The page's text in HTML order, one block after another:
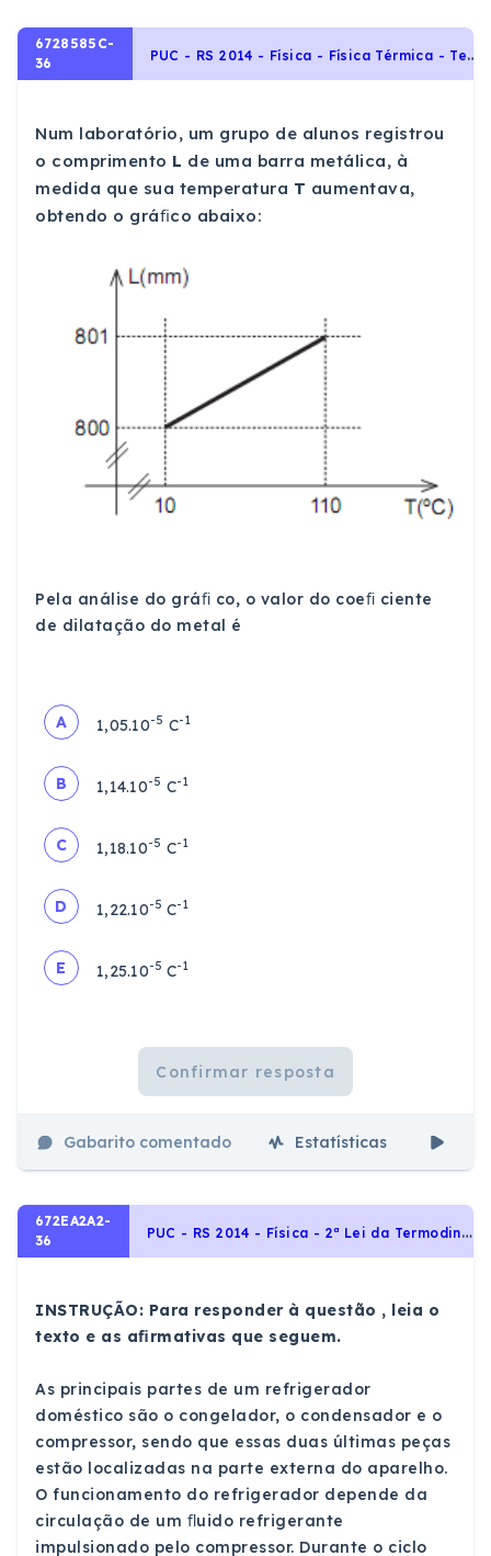
6728585C-
36
P
UC - RS 2014 - Física - Física Térmica - Termologia, Dilatações
Num laboratório, um grupo de alunos registrou
o comprimento L de uma barra metálica, à
medida que sua temperatura T aumentava,
obtendo o gráﬁco abaixo:
Pela análise do gráﬁ co, o valor do coeﬁ ciente
de dilatação do metal é
A 1,05.10-5 C-1
B 1,14.10-5 C-1
C 1,18.10-5 C-1
D 1,22.10-5 C-1
E 1,25.10-5 C-1
Confirmar resposta
Gabarito comentado Estatísticas
672EA2A2-
36
P
UC - RS 2014 - Física - 2ª Lei da Termodinâmica - Ciclo de Carnot e Máquinas Térmicas, Física Térmica - Termologia
INSTRUÇÃO: Para responder à questão , leia o
texto e as aﬁrmativas que seguem.
As principais partes de um refrigerador
doméstico são o congelador, o condensador e o
compressor, sendo que essas duas últimas peças
estão localizadas na parte externa do aparelho.
O funcionamento do refrigerador depende da
circulação de um ﬂuido refrigerante
impulsionado pelo compressor. Durante o ciclo